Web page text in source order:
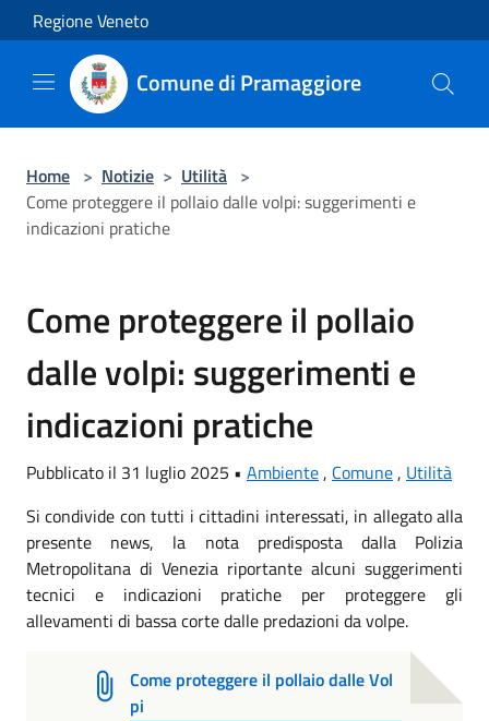
Salta al contenuto principale
Regione Veneto
Comune di Pramaggiore
Home > Notizie > Utilità >
Come proteggere il pollaio dalle volpi: suggerimenti e
indicazioni pratiche
Come proteggere il pollaio
dalle volpi: suggerimenti e
indicazioni pratiche
Pubblicato il 31 luglio 2025 • Ambiente, Comune, Utilità
Si condivide con tutti i cittadini interessati, in allegato alla
presente news, la nota predisposta dalla Polizia
Metropolitana di Venezia riportante alcuni suggerimenti
tecnici e indicazioni pratiche per proteggere gli
allevamenti di bassa corte dalle predazioni da volpe.
Come proteggere il pollaio dalle Vol
pi